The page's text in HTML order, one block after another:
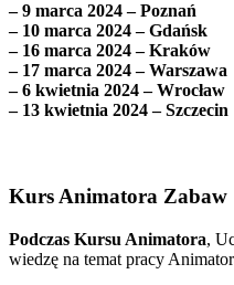
– 9 marca 2024 – Poznań
– 10 marca 2024 – Gdańsk
– 16 marca 2024 – Kraków
– 17 marca 2024 – Warszawa
– 6 kwietnia 2024 – Wrocław
– 13 kwietnia 2024 – Szczecin
Kurs Animatora Zabaw
Podczas Kursu Animatora,
wiedzę na temat pracy